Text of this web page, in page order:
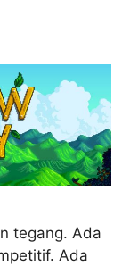
tegang. Ada
Ada